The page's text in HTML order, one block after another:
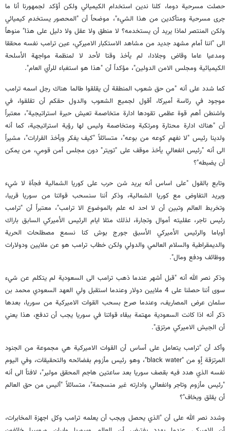
حصلت مسرحية دوما، كلنا ندين استخدام الكيميائي ولكن أؤكد لجمهورنا أنا ما
جرى مسرحية ومتأكدين من هذا الشيء"، موضحاً أن "المحصور يستخدم كيميائي
ولكن المنتصر لماذا يريد أن يستخدمه؟ لا منطق ولا عقل ولا دليل على هذا" منوهاً
الى "اننا أمام مشهد جديد من مشاهد الاستكبار الاميركي، عين ترامب نفسه محققا
ومدعيا عاما وقاض وجلادا، لم يأخذ وقتا لأحد لا لمنظمة مواجهة الأسلحة
الكيميائية ومجلس الامن الدولين"، مؤكداً أن "هذا هو استغباء للرأي العام".
كما شدد على أنه "من حق شعوب المنطقة أن يقلقوا طالما هناك رجل اسمه ترامب
موجود في رئاسة أميركا، أقول لجميع الشعوب والدول حقكم أن تقلقوا، في
واشنطن أهم قوة عظمى تقودها ادارة متخاصمة تعيش حيرة استراتيجية"، معتبراً
أن "هناك ادارة محتارة ومرتكبة ومتخاصمة وليس لها رؤية استراتيجية، كما أنه
ولدينا رئيس "لا نفهم كوعه من بوعه"، متسائلاً "كيف يفكر ويأخذ القرارات"، مشيراً
الى أنه "رئيس انفعالي يأخذ موقف على "تويتر" دون مجلس أمن قومي، من يمكن
أن يضبطه"؟
وتابع بالقول "على اساس أنه يريد شن حرب على كوريا الشمالية فجأة لا شيء
ويريد التفاوض مع كوريا الشمالية، وذكر أننا سنسحب قواتنا من سوريا قريبا،
وتخربط العالم وتبين أن لا احد له علم بالموضوع الا ترامب"، معتبراً أن "ترامب
رئيس تاجر، عقليته أموال وتجارة، لذلك مثلا ايام الرئيس الأميركي السابق باراك
أوباما والرئيس الأميركي الأسبق جورج بوش كنا نسمع مصطلحات الحرية
والديمقراطية والسلام العالمي والدولي ولكن خطاب ترامب هو عن ملايين ودولارات
ووظائف ودفع ومال".
وذكر نصر الله أنه "قبل أشهر عندما ذهب ترامب الى السعودية لم يتكلم عن شيء
سوى أننا حصلنا على 4 ملايين دولار وعندما استقبل ولي العهد السعودي محمد بن
سلمان عرض المصاريف، وعندما صرح بسحب القوات الاميركية من سوريا، بعدها
ذكر أنه اذا كانت السعودية مهتمة ببقاء قواتنا في سوريا يجب أن تدفع، هذا يعني
أن الجيش الاميركي مرتزق".
وأكد أن "ترامب يتعامل على أساس أن القوات الاميركية هي مجموعة من الجنود
المرتزقة أٍو من "black water"، وهو رئيس مأزوم بفضائحه والتحقيقات، وفي اليوم
نفسه الذي هدد فيه بقصف سوريا بعد ساعتين هاجم المحقق مولير"، لافتاً الى أنه
"رئيس مأزوم وتاجر وانفعالي وادارته غير منسجمة"، متسائلاً "أليس من حق العالم
أن يقلق ويخاف"؟
وشدد نصر الله على أن "الذي يحصل ويجب أن يعلمه ترامب وكل اجهزة المخابرات،